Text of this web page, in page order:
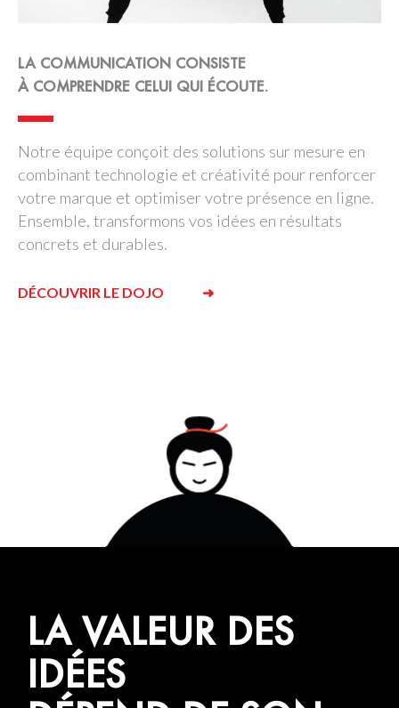
LA COMMUNICATION CONSISTE
À COMPRENDRE CELUI QUI ÉCOUTE.
Notre équipe conçoit des solutions sur mesure en
combinant technologie et créativité pour renforcer
votre marque et optimiser votre présence en ligne.
Ensemble, transformons vos idées en résultats
concrets et durables.
DÉCOUVRIR LE DOJO
LA VALEUR DES
IDÉES